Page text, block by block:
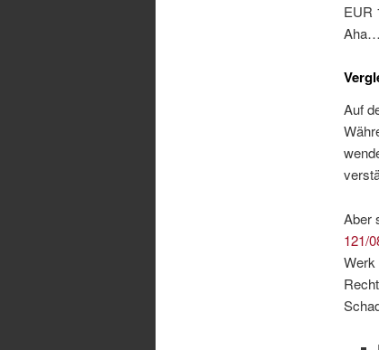
EUR
Aha…
Auf
Aber
121/
Werk